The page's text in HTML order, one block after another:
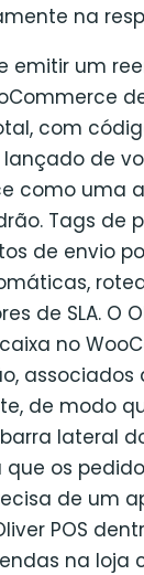
na
emitir um
com
lançado de
como uma
Tags de
de envio
de SLA. O
no
associados
de modo
lateral
os
de um
POS
na loja